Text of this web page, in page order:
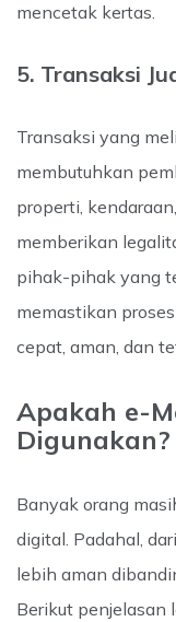
mencetak kertas.
5. Transaksi
Transaksi yang
membutuhkan
properti,
memberikan
pihak-pihak yang
memastikan
cepat, aman, dan
Apakah e-
Digunakan?
Banyak orang
digital. Padahal,
lebih aman
Berikut penjelasan